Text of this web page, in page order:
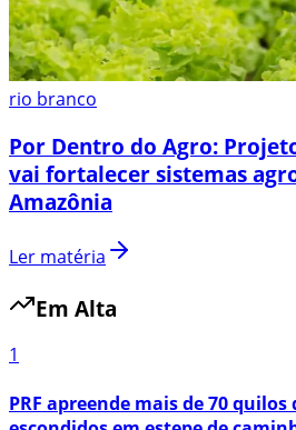
rio branco
Por Dentro do Agro:
vai fortalecer sistemas
Amazônia
Ler matéria
Em Alta
1
PRF apreende mais de 70